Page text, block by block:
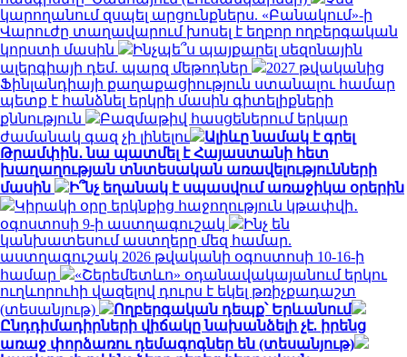
կարողանում զսպել արցունքներս. «Բանակում»-ի
Վարուժը տաղավարում խոսել է եղբոր ողբերգական
կորստի մասին
Ինչպե՞ս պայքարել սեզոնային
ալերգիայի դեմ. պարզ մեթոդներ
2027 թվականից
Ֆինլանդիայի քաղաքացիություն ստանալու համար
պետք է հանձնել երկրի մասին գիտելիքների
քննություն
Բազմաթիվ հասցեներում երկար
ժամանակ գազ չի լինելու
Ալիևը նամակ է գրել
Թրամփին․ նա պատմել է Հայաստանի հետ
խաղաղության տնտեսական առավելությունների
մասին
Ի՞նչ եղանակ է սպասվում առաջիկա օրերին
Կիրակի օրը երկնքից հաջողություն կթափվի․
օգոստոսի 9-ի աստղագուշակ
Ինչ են
կանխատեսում աստղերը մեզ համար.
աստղագուշակ 2026 թվականի օգոստոսի 10-16-ի
համար
«Շերեմետևո» օդանավակայանում երկու
ուղևորուհի վազելով դուրս է եկել թռիչքադաշտ
(տեսանյութ)
Ողբերգական դեպք՝ Երևանում
Ընդդիմադիրների վիճակը նախանձելի չէ. իրենց
առաջ փորձառու դեմագոգներ են (տեսանյութ)